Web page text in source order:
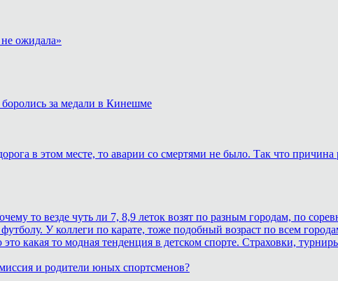
ожидала»
за медали в Кинешме
в этом месте, то аварии со смертями не было. Так что причина
то везде чуть ли 7, 8,9 леток возят по разным городам, по
У коллеги по карате, тоже подобный возраст по всем
какая то модная тенденция в детском спорте. Страховки,
и родители юных спортсменов?